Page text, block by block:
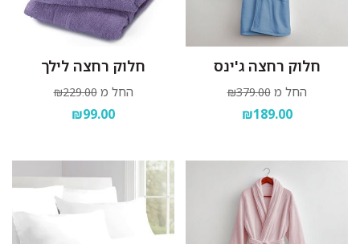
חלוק רחצה ג'ינס
החל מ ₪379.00
₪189.00
חלוק רחצה לילך
החל מ ₪229.00
₪99.00